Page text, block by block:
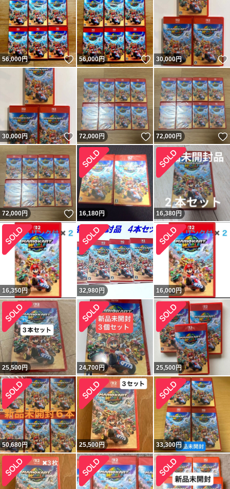
56,000円 いいね！
56,000円 いいね！
30,000円
30,000円 いいね！
72,000円 いいね！
72,000円
72,000円 いいね！
16,180円 16,380 円
16,350円 32,980 円 16,000円
25,500円 24,700円 25,500円
50,680円 25,500円 33,300円